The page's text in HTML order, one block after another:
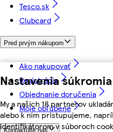
Nastavenia súkromia
My a našich 18 partnerov
alebo k nim pristupujeme,
identifikátorom v súboroch
Tesco.sk
Clubcard
Pred prvým nákupom
Ako nakupovať
Registrácia
Objednanie doručenia
Moje obľúbené
Kontaktujte nás